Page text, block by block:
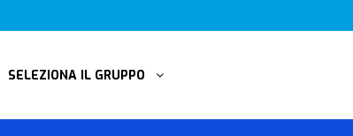
SELEZIONA IL GRUPPO